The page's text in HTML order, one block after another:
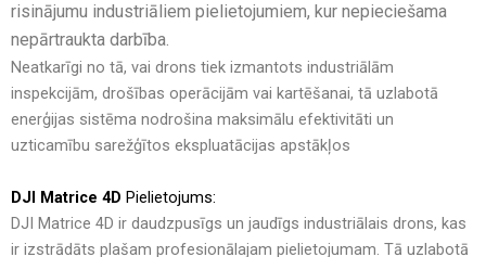
risinājumu industriāliem pielietojumiem, kur nepieciešama
nepārtraukta darbība.
Neatkarīgi no tā, vai drons tiek izmantots industriālām
inspekcijām, drošības operācijām vai kartēšanai, tā uzlabotā
enerģijas sistēma nodrošina maksimālu efektivitāti un
uzticamību sarežģītos ekspluatācijas apstākļos
DJI Matrice 4D Pielietojums:
DJI Matrice 4D ir daudzpusīgs un jaudīgs industriālais drons, kas
ir izstrādāts plašam profesionālajam pielietojumam. Tā uzlabotā